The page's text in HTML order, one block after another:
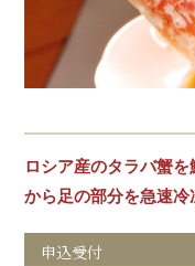
ロシア産のタラバ蟹
から足の部分を急速冷
申込受付